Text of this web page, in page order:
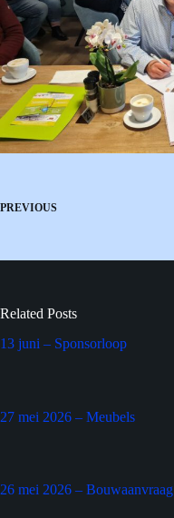
PREVIOUS
Related Posts
13 juni – Sponsorloop
27 mei 2026 – Meubels
26 mei 2026 – Bouwaanvraag